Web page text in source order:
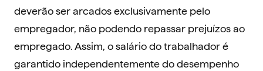
deverão ser arcados exclusivamente pelo
empregador, não podendo repassar prejuízos ao
empregado. Assim, o salário do trabalhador é
garantido independentemente do desempenho